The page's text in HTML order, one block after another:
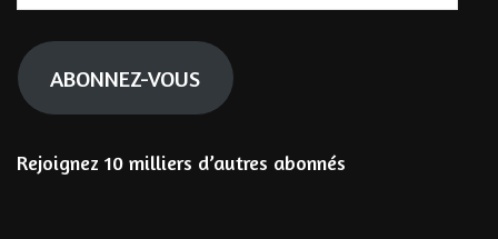
mail
ABONNEZ-VOUS
Rejoignez 10 milliers d’autres abonnés